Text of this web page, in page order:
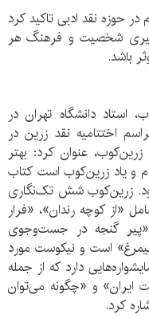
حوزه نقد ادبی تاکید کرد
شخصیت و فرهنگ هر
باشد.
دانشگاه تهران در
اختتامیه نقد زرین در
عنوان کرد: بهتر
و یاد زرین‌کوب است کتاب
زرین‌کوب شش تک‌نگاری
«از کوچه رندان»، «فرار
«پیر گنجه در جست‌وجوی
است و نیکوست مورد
دارد که از جمله
ایران» و «چگونه می‌توان
کرد.